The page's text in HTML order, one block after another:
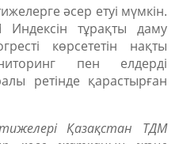
әсер етуі мүмкін.
тұрақты даму
көрсететін нақты
пен елдерді
ретінде қарастырған
Қазақстан ТДМ